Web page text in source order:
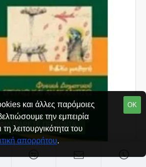
ΟΚ
και άλλες παρόμοιες
την εμπειρία
λειτουργικότητα του
απορρήτου.
ΦΙΛΤΡΆΡΕΤΕ ΠΡΟΪΌΝΤΑ